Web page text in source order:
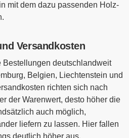
mit dem dazu passenden Holz-
Versandkosten
Bestellungen deutschlandweit
Belgien, Liechtenstein und
richten sich nach
der Warenwert, desto höher die
auch möglich,
liefern zu lassen. Hier fallen